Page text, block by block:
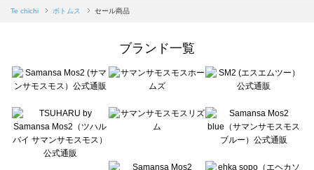
Samansa Mos2 blue（サマンサモスモス ブルー）のボトムス一覧
sō4ū（ソウフォーユー）のボトムス一覧
Te chichi（テチチ）のボトムス一覧
Te chichi CLASSIC（テチチ クラシック）のボトムス一覧
Lugnoncure（ルノンキュール）のボトムス一覧
BETTY'S BLUE（べティーズブルー）のボトムス一覧
Wpc.（ワールドパーティー）のボトムス一覧
Te chichi ボトムス セール商品
ブランド一覧